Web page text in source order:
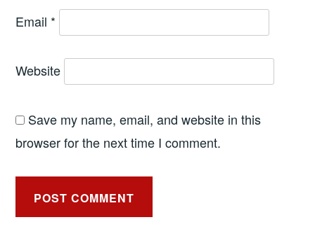
Email *
Website
Save my name, email, and website in this
browser for the next time I comment.